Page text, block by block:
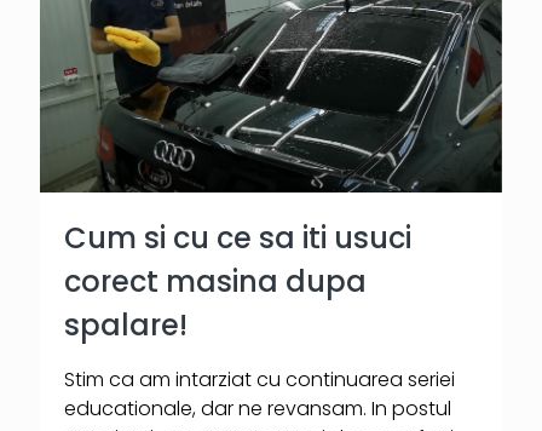
Cum si cu ce sa iti usuci
corect masina dupa
spalare!
Stim ca am intarziat cu continuarea seriei
educationale, dar ne revansam. In postul